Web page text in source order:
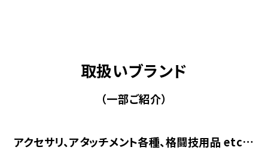
取扱いブランド
（一部ご紹介）
アクセサリ、アタッチメント各種、格闘技用品 etc…